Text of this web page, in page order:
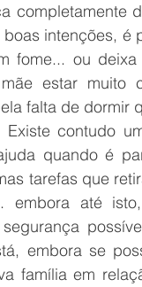
completamente
intenções, é
fome... ou
estar muito
falta de dormir
contudo
quando é
tarefas que
até
embora se
família em